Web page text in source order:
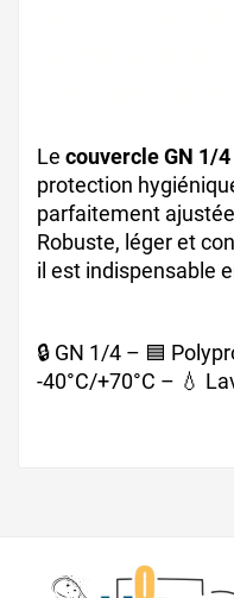
Le couvercle GN 1/
protection
parfaitement
Robuste, léger et
il est indispensable
🔒 GN 1/4 – 🟦
-40°C/+70°C – 💧